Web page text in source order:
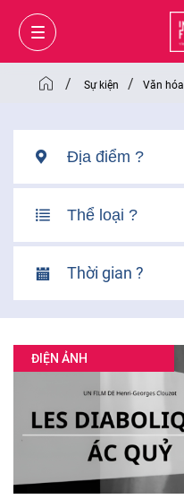
/ Sự kiện / Văn hóa
Thời gian ?
ĐIỆN ẢNH